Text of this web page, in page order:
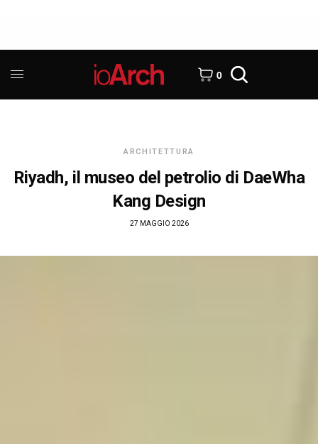
0
ARCHITETTURA
Riyadh, il museo del petrolio di DaeWha
Kang Design
27 MAGGIO 2026